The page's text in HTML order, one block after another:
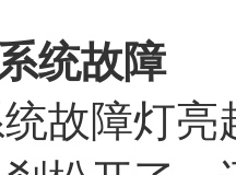
统故障
故障灯